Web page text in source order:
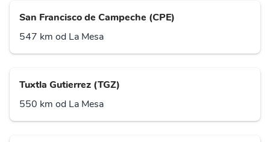
San Francisco de Campeche (CPE)
547 km od La Mesa
Tuxtla Gutierrez (TGZ)
550 km od La Mesa